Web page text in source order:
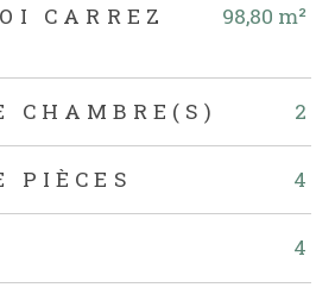
CARREZ
98,80 m²
CHAMBRE(S) 2
PIÈCES 4
4